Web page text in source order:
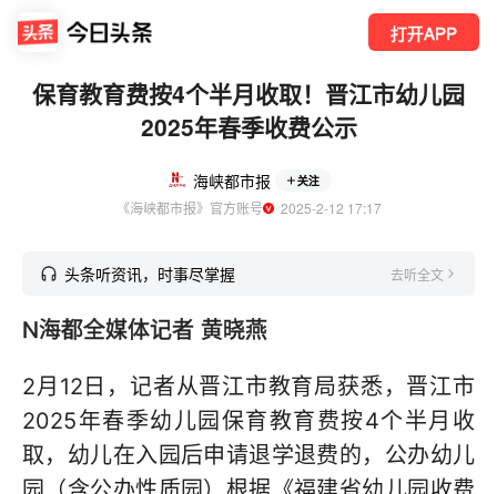
打开APP
保育教育费按4个半月收取！晋江市幼儿园
2025年春季收费公示
海峡都市报 关注
《海峡都市报》官方账号
  2025-2-12 17:17
头条听资讯，时事尽掌握 去听全文
N海都全媒体记者 黄晓燕
2月12日，记者从晋江市教育局获悉，晋江市
2025年春季幼儿园保育教育费按4个半月收
取，幼儿在入园后申请退学退费的，公办幼儿